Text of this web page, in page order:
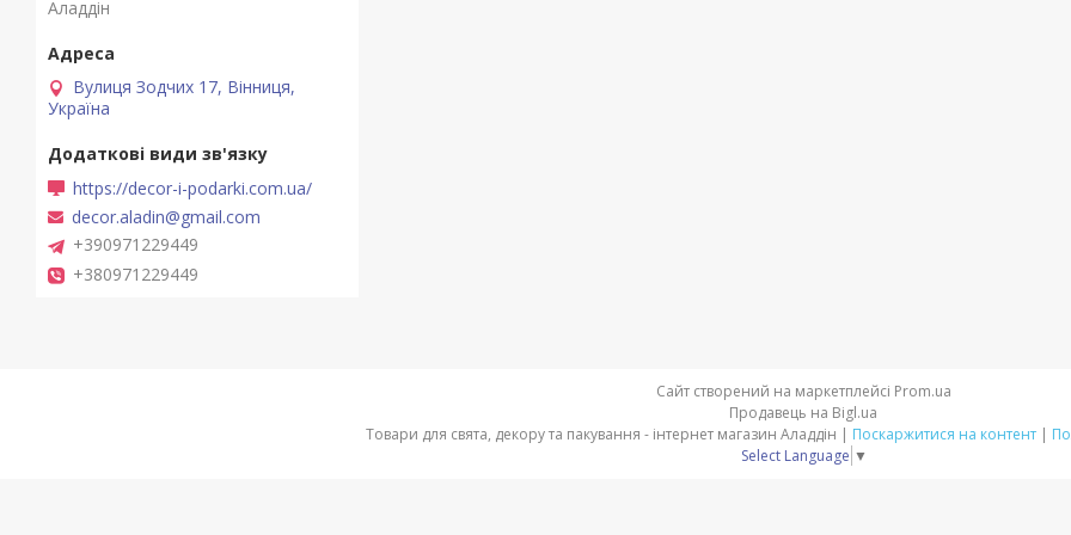
Аладдін
Вулиця Зодчих 17, Вінниця,
Україна
https://decor-i-podarki.com.ua/
decor.aladin@gmail.com
+390971229449
+380971229449
Сайт створений на маркетплейсі Prom.ua
Продавець на Bigl.ua
Товари для свята, декору та пакування - інтернет магазин Аладдін | Поскаржитися на контент |
Select Language ▼